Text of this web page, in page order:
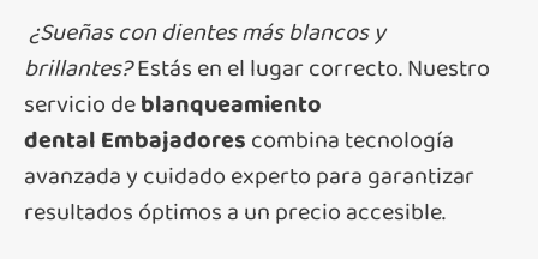
¿Sueñas con dientes más blancos y
brillantes?Estás en el lugar correcto. Nuestro
servicio deblanqueamiento
dentalEmbajadorescombina tecnología
avanzada y cuidado experto para garantizar
resultados óptimos a un precio accesible.